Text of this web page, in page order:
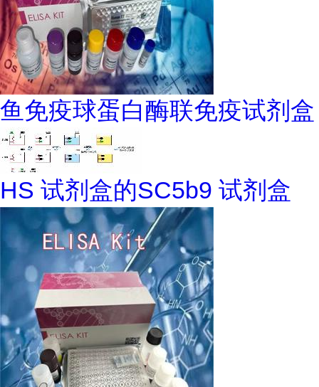
鱼免疫球蛋白酶联免疫试剂盒
HS 试剂盒的SC5b9 试剂盒